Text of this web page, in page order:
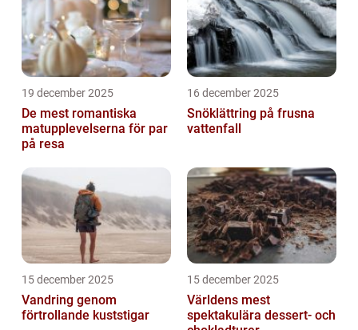
19 december 2025
De mest romantiska
matupplevelserna för par
på resa
16 december 2025
Snöklättring på frusna
vattenfall
15 december 2025
Vandring genom
förtrollande kuststigar
15 december 2025
Världens mest
spektakulära dessert- och